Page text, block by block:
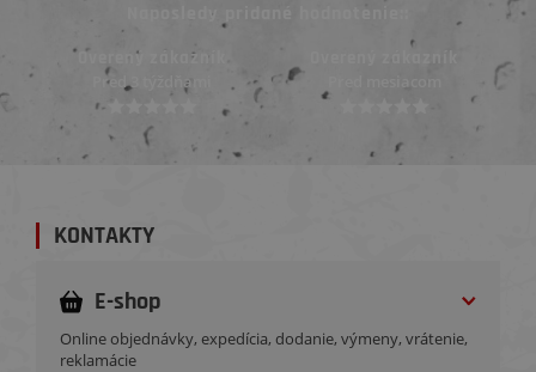
Naposledy pridané hodnotenie::
Overený zákazník
Pred mesiacom
KONTAKTY
E-shop
Online objednávky, expedícia, dodanie, výmeny, vrátenie,
reklamácie